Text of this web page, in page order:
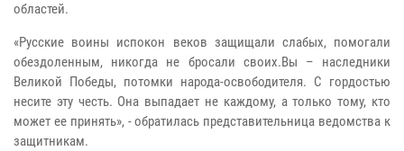
областей.
«Русские воины испокон веков защищали слабых, помогали
обездоленным, никогда не бросали своих.Вы – наследники
Великой Победы, потомки народа-освободителя. С гордостью
несите эту честь. Она выпадает не каждому, а только тому, кто
может ее принять», - обратилась представительница ведомства к
защитникам.